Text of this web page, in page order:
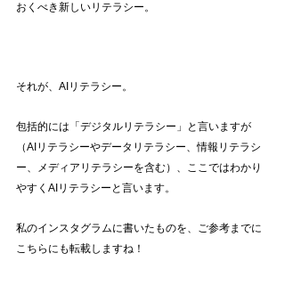
おくべき新しいリテラシー。
それが、AIリテラシー。
包括的には「デジタルリテラシー」と言いますが
（AIリテラシーやデータリテラシー、情報リテラシ
ー、メディアリテラシーを含む）、ここではわかり
やすくAIリテラシーと言います。
私のインスタグラムに書いたものを、ご参考までに
こちらにも転載しますね！